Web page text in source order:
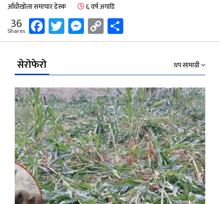
आँधीखोला समाचार डेस्क ६ वर्ष अगाडि
36
Shares Facebook
Twitter
Messenger
Copy
Link
सेरोफेरो थप सामाग्री